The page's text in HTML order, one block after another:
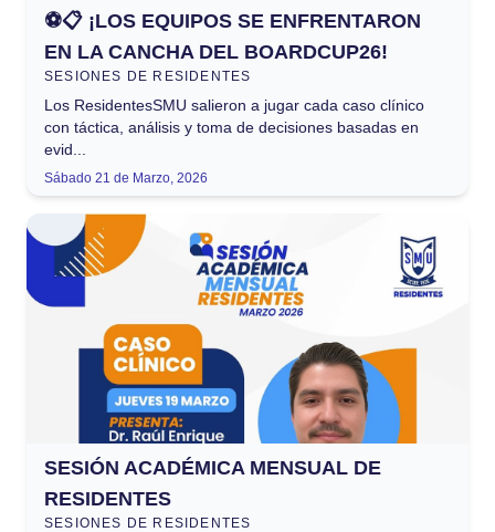
⚽📋 ¡LOS EQUIPOS SE ENFRENTARON
EN LA CANCHA DEL BOARDCUP26!
SESIONES DE RESIDENTES
Los ResidentesSMU salieron a jugar cada caso clínico
con táctica, análisis y toma de decisiones basadas en
evid...
Sábado 21 de Marzo, 2026
SESIÓN ACADÉMICA MENSUAL DE
RESIDENTES
SESIONES DE RESIDENTES